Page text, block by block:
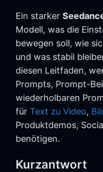
Ein starker
Modell, was die
bewegen soll, wie
und was stabil
diesen Leitfaden,
Prompts, Prompt-
wiederholbaren
für Text zu Video,
Produktdemos,
benötigen.
Kurzantwort